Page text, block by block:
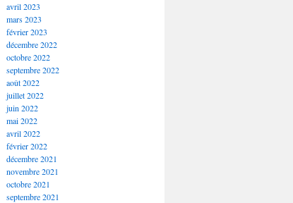
avril 2023
mars 2023
février 2023
décembre 2022
octobre 2022
septembre 2022
août 2022
juillet 2022
juin 2022
mai 2022
avril 2022
février 2022
décembre 2021
novembre 2021
octobre 2021
septembre 2021